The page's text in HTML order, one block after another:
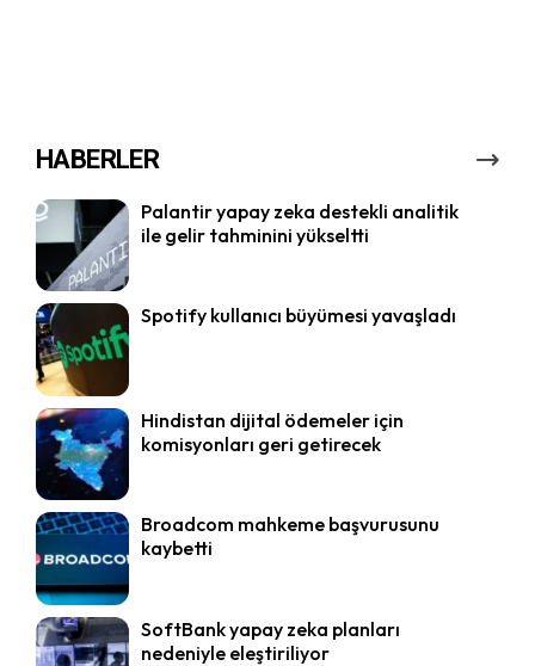
HABERLER
Palantir yapay zeka destekli analitik
ile gelir tahminini yükseltti
Spotify kullanıcı büyümesi yavaşladı
Hindistan dijital ödemeler için
komisyonları geri getirecek
Broadcom mahkeme başvurusunu
kaybetti
SoftBank yapay zeka planları
nedeniyle eleştiriliyor